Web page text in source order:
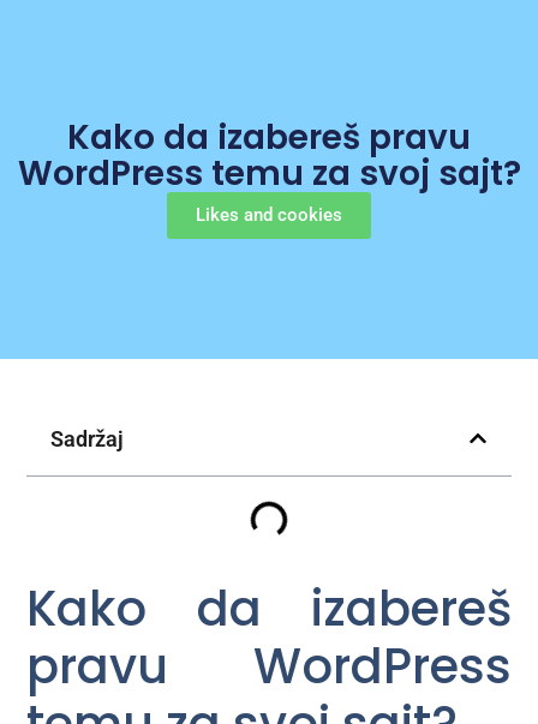
Kako da izabereš pravu
WordPress temu za svoj sajt?
Likes and cookies
Sadržaj
Kako da izabereš
pravu WordPress